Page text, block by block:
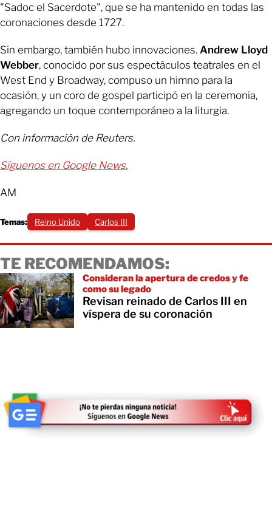
"Sadoc el Sacerdote", que se ha mantenido en todas las
coronaciones desde 1727.
Sin embargo, también hubo innovaciones. Andrew Lloyd
Webber, conocido por sus espectáculos teatrales en el
West End y Broadway, compuso un himno para la
ocasión, y un coro de gospel participó en la ceremonia,
agregando un toque contemporáneo a la liturgia.
Con información de Reuters.
Síguenos en Google News.
AM
Temas: Reino Unido Carlos III
TE RECOMENDAMOS:
Consideran la apertura de credos y fe
como su legado
Revisan reinado de Carlos III en
víspera de su coronación